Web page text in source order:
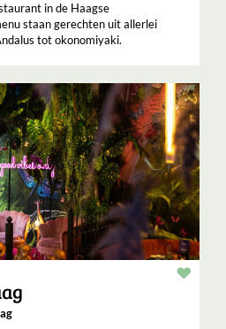
in de Haagse
staan gerechten uit allerlei
tot okonomiyaki.